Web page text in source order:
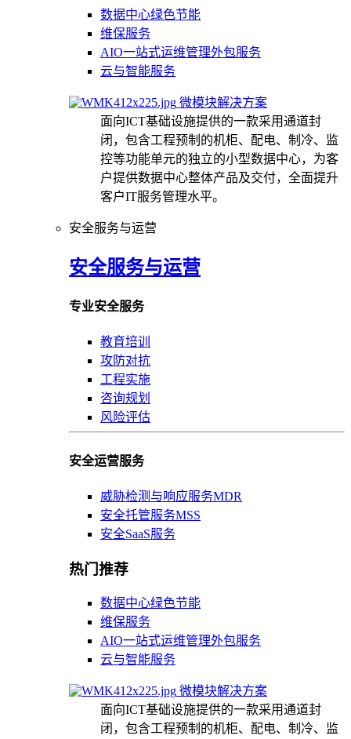
数据中心绿色节能
维保服务
AIO一站式运维管理外包服务
云与智能服务
微模块解决方案
面向ICT基础设施提供的一款采用通道封
闭，包含工程预制的机柜、配电、制冷、监
控等功能单元的独立的小型数据中心，为客
户提供数据中心整体产品及交付，全面提升
客户IT服务管理水平。
安全服务与运营
安全服务与运营
专业安全服务
教育培训
攻防对抗
工程实施
咨询规划
风险评估
安全运营服务
威胁检测与响应服务MDR
安全托管服务MSS
安全SaaS服务
热门推荐
数据中心绿色节能
维保服务
AIO一站式运维管理外包服务
云与智能服务
微模块解决方案
面向ICT基础设施提供的一款采用通道封
闭，包含工程预制的机柜、配电、制冷、监